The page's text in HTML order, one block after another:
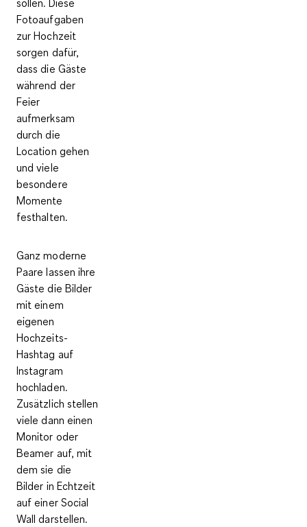
Fotoaufgaben
zur Hochzeit
sorgen dafür,
dass die Gäste
während der
Feier
aufmerksam
durch die
Location gehen
und viele
besondere
Momente
festhalten.
Ganz moderne
Paare lassen ihre
Gäste die Bilder
mit einem
eigenen
Hochzeits-
Hashtag auf
Instagram
hochladen.
Zusätzlich stellen
viele dann einen
Monitor oder
Beamer auf, mit
dem sie die
Bilder in Echtzeit
auf einer Social
Wall darstellen.